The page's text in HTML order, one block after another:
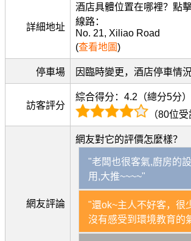
詳細地址
酒店具體位置在哪裡？點
線路：
No. 21, Xiliao Road
(查看地圖)
停車場 因臨時變更，酒店停車情
訪客評分
綜合得分：4.2（總分5分）
（80位
網友評論
網友對它的評價怎麼樣？
"老闆也很客氣,廚房的
用,大推~~~~"
"還ok~主人不好客，很
沒有感受到環境教育的